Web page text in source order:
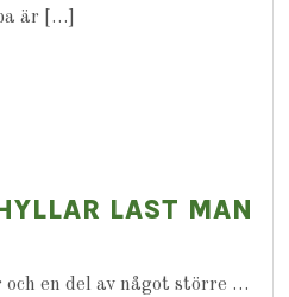
är […]
LAST MAN
en del av något större …